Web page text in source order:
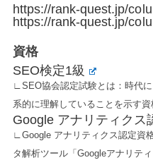
https://rank-quest.jp/
https://rank-quest.jp/
資格
SEO検定1級
∟SEO協会認定試験とは：時代
系的に理解していることを示す資
Google アナリティクス
∟Google アナリティクス認定資
タ解析ツール「Googleアナリテ